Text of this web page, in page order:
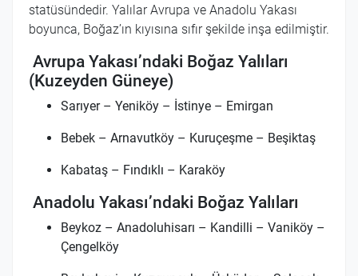
statüsündedir. Yalılar Avrupa ve Anadolu Yakası
boyunca, Boğaz’ın kıyısına sıfır şekilde inşa edilmiştir.
Avrupa Yakası’ndaki Boğaz Yalıları
(Kuzeyden Güneye)
Sarıyer – Yeniköy – İstinye – Emirgan
Bebek – Arnavutköy – Kuruçeşme – Beşiktaş
Kabataş – Fındıklı – Karaköy
Anadolu Yakası’ndaki Boğaz Yalıları
Beykoz – Anadoluhisarı – Kandilli – Vaniköy –
Çengelköy